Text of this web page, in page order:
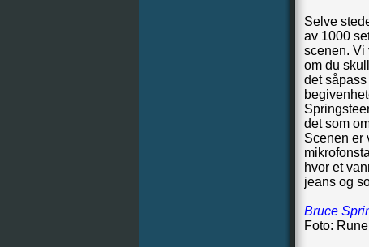
Selve
av 1000
scenen. Vi
om du
det
det som
Scenen er
hvor et
jeans og
Bruce
Foto: Rune